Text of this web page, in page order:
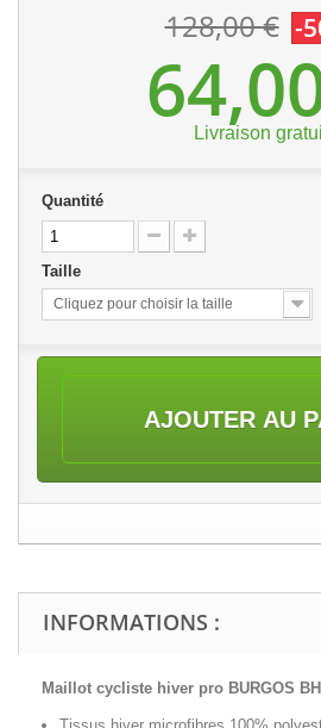
128,00 € -
Livraison
Quantité
Taille
Cliquez pour choisir la taille
AJOUTER AU
INFORMATIONS :
Maillot cycliste hiver pro BURGOS